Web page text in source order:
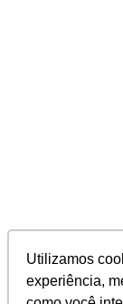
Utilizamos
experiência,